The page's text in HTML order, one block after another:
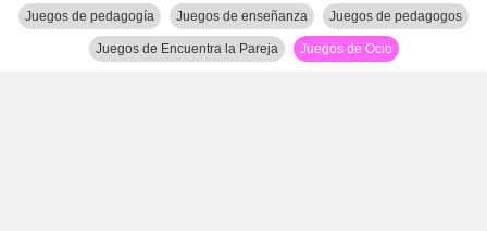
Juegos de pedagogía Juegos de enseñanza Juegos de pedagogos
Juegos de Encuentra la Pareja Juegos de Ocio